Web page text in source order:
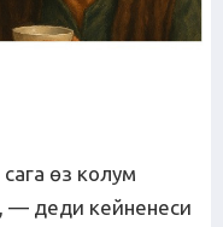
өз колум
— деди кейненеси